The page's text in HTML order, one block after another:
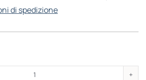
di spedizione